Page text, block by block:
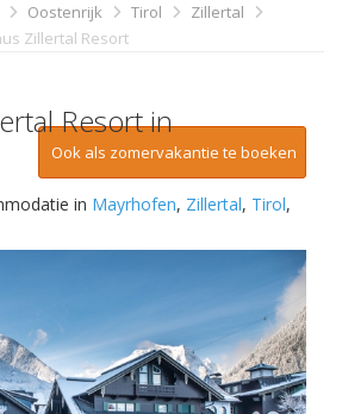
Oostenrijk Tirol
Zillertal
Zillertal Resort
Resort in
Ook als zomervakantie te boeken
in Mayrhofen, Zillertal, Tirol,